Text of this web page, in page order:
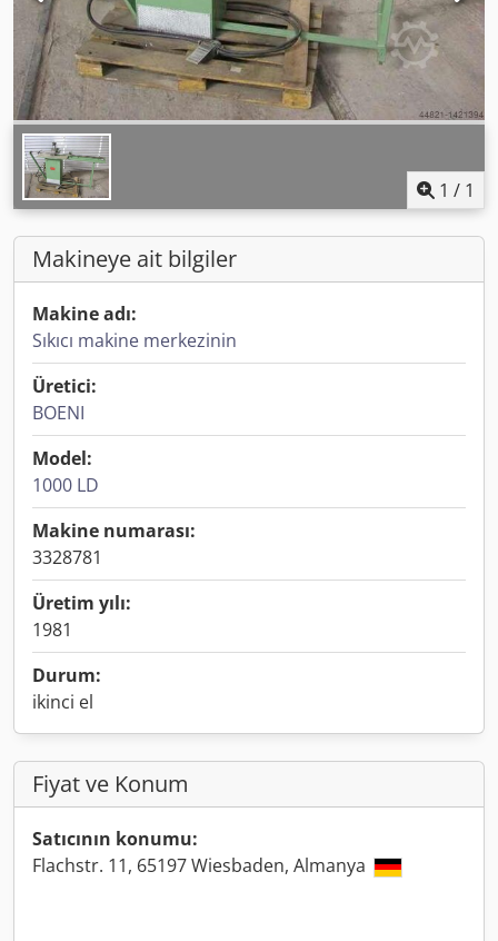
1 / 1
Makineye ait bilgiler
Makine adı:
Sıkıcı makine merkezinin
Üretici:
BOENI
Model:
1000 LD
Makine numarası:
3328781
Üretim yılı:
1981
Durum:
ikinci el
Fiyat ve Konum
Satıcının konumu:
Flachstr. 11, 65197 Wiesbaden, Almanya